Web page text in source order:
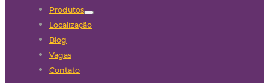
Produtos
Localização
Blog
Vagas
Contato